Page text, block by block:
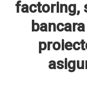
factoring,